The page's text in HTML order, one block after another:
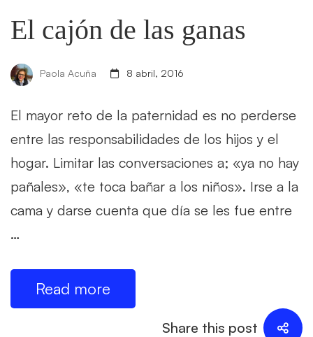
El cajón de las ganas
Paola Acuña 8 abril, 2016
El mayor reto de la paternidad es no perderse
entre las responsabilidades de los hijos y el
hogar. Limitar las conversaciones a; «ya no hay
pañales», «te toca bañar a los niños». Irse a la
cama y darse cuenta que día se les fue entre
…
Read more
Share this post